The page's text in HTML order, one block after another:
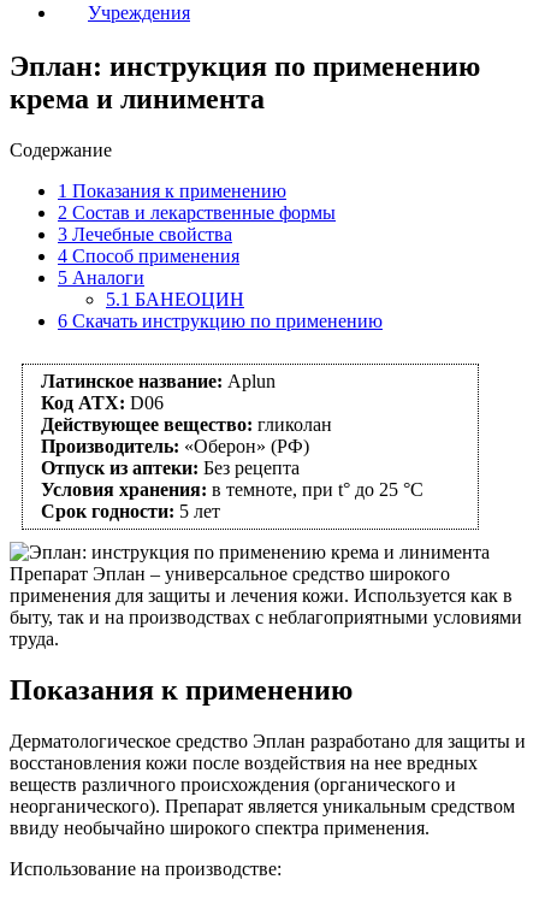
Учреждения
Эплан: инструкция по применению
крема и линимента
Содержание
1 Показания к применению
2 Состав и лекарственные формы
3 Лечебные свойства
4 Способ применения
5 Аналоги
5.1 БАНЕОЦИН
6 Скачать инструкцию по применению
Латинское название: Aplun
Код АТХ: D06
Действующее вещество: гликолан
Производитель: «Оберон» (РФ)
Отпуск из аптеки: Без рецепта
Условия хранения: в темноте, при t° до 25 °С
Срок годности: 5 лет
Препарат Эплан – универсальное средство широкого
применения для защиты и лечения кожи. Используется как в
быту, так и на производствах с неблагоприятными условиями
труда.
Показания к применению
Дерматологическое средство Эплан разработано для защиты и
восстановления кожи после воздействия на нее вредных
веществ различного происхождения (органического и
неорганического). Препарат является уникальным средством
ввиду необычайно широкого спектра применения.
Использование на производстве: